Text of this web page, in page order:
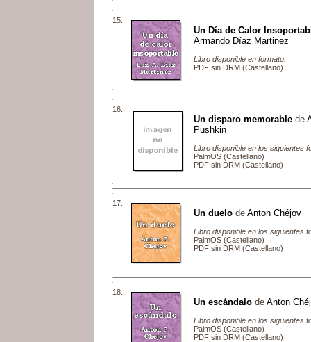
15.
Un Día de Calor
Armando Díaz Martinez
Libro disponible en formato:
PDF sin DRM (Castellano)
16.
Un disparo memorable de
Pushkin
Libro disponible en los siguientes
PalmOS (Castellano)
PDF sin DRM (Castellano)
17.
Un duelo de Anton Chéjov
Libro disponible en los siguientes
PalmOS (Castellano)
PDF sin DRM (Castellano)
18.
Un escándalo de Anton
Libro disponible en los siguientes
PalmOS (Castellano)
PDF sin DRM (Castellano)